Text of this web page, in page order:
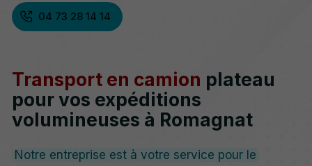
04 73 28 14 14
Transport en camion plateau
pour vos expéditions
volumineuses à Romagnat
Notre entreprise est à votre service pour le